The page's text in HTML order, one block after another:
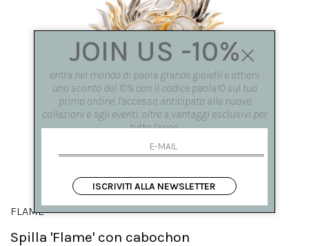
FLAME
Spilla 'Flame' con cabochon
JOIN US -10%
entra nel mondo di paola grande gioielli e ottieni
uno sconto del 10% con il codice paola10 sul tuo
primo ordine, l'accesso anticipato alle nuove
collezioni e agli eventi, oltre a vantaggi esclusivi per
tutto l'anno.
ISCRIVITI ALLA NEWSLETTER